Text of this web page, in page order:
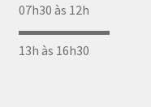
07h30 às 12h
▬▬▬▬▬▬▬
13h às 16h30